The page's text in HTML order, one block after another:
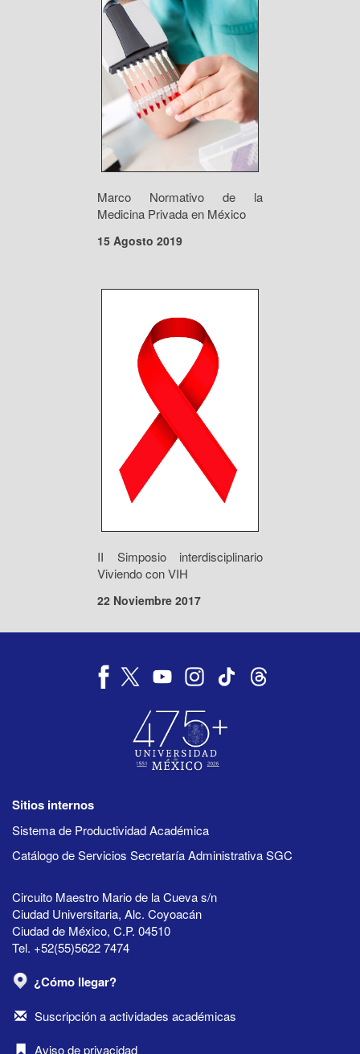
Marco Normativo de la
Medicina Privada en México
15 Agosto 2019
II Simposio interdisciplinario
Viviendo con VIH
22 Noviembre 2017
Sitios internos
Sistema de Productividad Académica
Catálogo de Servicios Secretaría Administrativa SGC
Circuito Maestro Mario de la Cueva s/n
Ciudad Universitaria, Alc. Coyoacán
Ciudad de México, C.P. 04510
Tel. +52(55)5622 7474
¿Cómo llegar?
Suscripción a actividades académicas
Aviso de privacidad